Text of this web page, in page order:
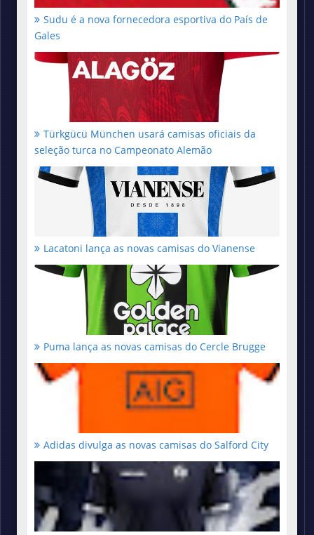
Sudu é a nova fornecedora esportiva do País de
Gales
Türkgücü München usará camisas oficiais da
seleção turca no Campeonato Alemão
Lacatoni lança as novas camisas do Vianense
Puma lança as novas camisas do Cercle Brugge
Adidas divulga as novas camisas do Salford City